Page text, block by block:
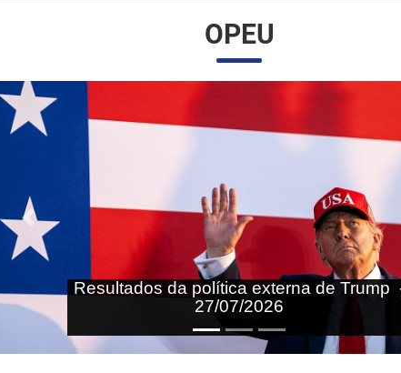
OPEU
As terras raras nas agendas doméstica e
internacional do Brasil - 27/07/2026
Anterior